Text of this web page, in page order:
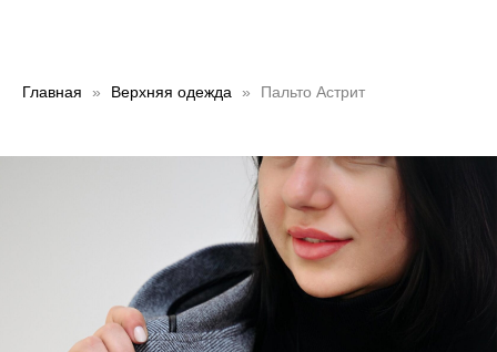
Главная Верхняя одежда Пальто Астрит